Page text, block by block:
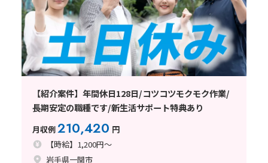
【紹介案件】年間休日128日/コツコツモクモク作業/
長期安定の職種です/新生活サポート特典あり
月収例210,420 円
【時給】1,200円～
岩手県一関市